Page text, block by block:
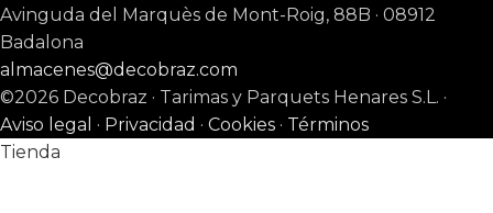
Avinguda del Marquès de Mont-Roig, 88B · 08912
Badalona
almacenes@decobraz.com
©2026 Decobraz · Tarimas y Parquets Henares S.L. ·
Aviso legal · Privacidad · Cookies · Términos
Tienda